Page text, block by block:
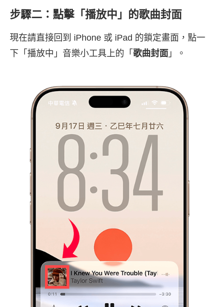
步驟二：點擊「播放中」的歌曲封面
現在請直接回到 iPhone 或 iPad 的鎖定畫面，點一
下「播放中」音樂小工具上的「 歌曲封面 」。